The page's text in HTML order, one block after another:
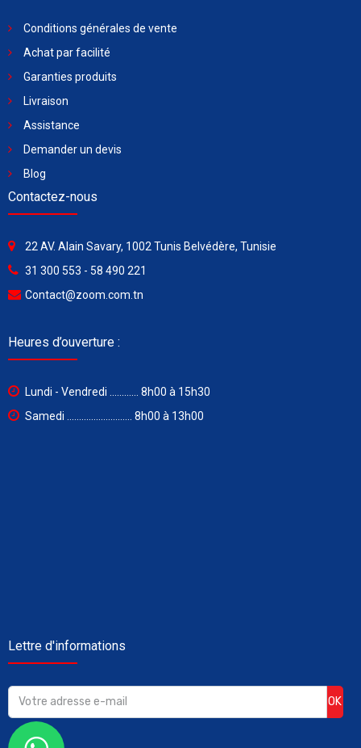
Conditions générales de vente
Achat par facilité
Garanties produits
Livraison
Assistance
Demander un devis
Blog
Contactez-nous
22 AV. Alain Savary, 1002 Tunis Belvédère, Tunisie
31 300 553 - 58 490 221
Contact@zoom.com.tn
Heures d’ouverture :
Lundi - Vendredi ............ 8h00 à 15h30
Samedi ........................... 8h00 à 13h00
Lettre d'informations
OK